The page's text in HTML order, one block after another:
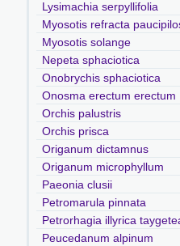
Lysimachia serpyllifolia
Myosotis refracta
Myosotis solange
Nepeta sphaciotica
Onobrychis sphaciotica
Onosma erectum erectum
Orchis palustris
Orchis prisca
Origanum dictamnus
Origanum microphyllum
Paeonia clusii
Petromarula pinnata
Petrorhagia illyrica
Peucedanum alpinum